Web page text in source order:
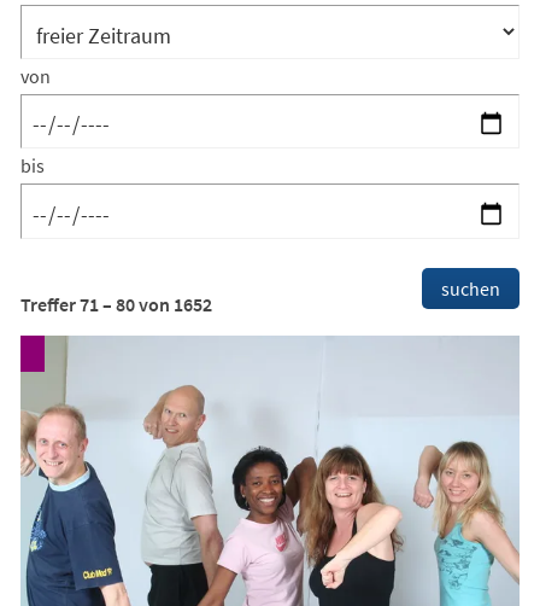
von
bis
Filter:
Footer
suchen
Treffer71– 80von 1652